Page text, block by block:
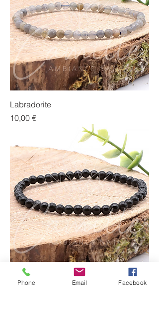
Labradorite
Prix
10,00 €
Obsidienne Oeil Céleste
Phone Email Facebook